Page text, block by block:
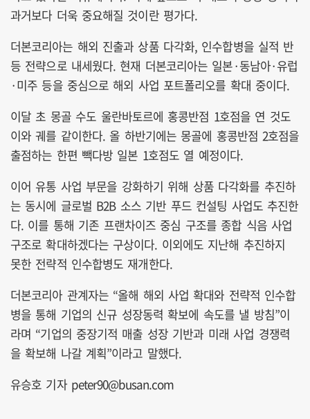
과거보다 더욱 중요해질 것이란 평가다.
더본코리아는 해외 진출과 상품 다각화, 인수합병을 실적 반
등 전략으로 내세웠다. 현재 더본코리아는 일본·동남아·유럽
·미주 등을 중심으로 해외 사업 포트폴리오를 확대 중이다.
이달 초 몽골 수도 울란바토르에 홍콩반점 1호점을 연 것도
이와 궤를 같이한다. 올 하반기에는 몽골에 홍콩반점 2호점을
출점하는 한편 빽다방 일본 1호점도 열 예정이다.
이어 유통 사업 부문을 강화하기 위해 상품 다각화를 추진하
는 동시에 글로벌 B2B 소스 기반 푸드 컨설팅 사업도 추진한
다. 이를 통해 기존 프랜차이즈 중심 구조를 종합 식음 사업
구조로 확대하겠다는 구상이다. 이외에도 지난해 추진하지
못한 전략적 인수합병도 재개한다.
더본코리아 관계자는 “올해 해외 사업 확대와 전략적 인수합
병을 통해 기업의 신규 성장동력 확보에 속도를 낼 방침”이
라며 “기업의 중장기적 매출 성장 기반과 미래 사업 경쟁력
을 확보해 나갈 계획”이라고 말했다.
유승호 기자 peter90@busan.com